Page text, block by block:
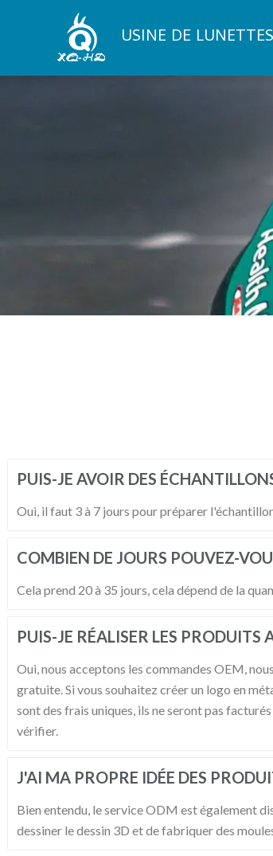
USINE DE
PUIS-JE AVOIR DES
Oui, il faut 3 à 7 jours pour préparer
COMBIEN DE JOURS POUVEZ-
Cela prend 20 à 35 jours, cela dépend de la
PUIS-JE RÉALISER LES PRODUITS
Oui, nous acceptons les commandes OEM,
gratuite. Si vous souhaitez créer un logo en
sont des frais uniques, ils ne seront pas
vérifier.
J'AI MA PROPRE IDÉE DES
Bien entendu, le service ODM est également
dessiner le dessin 3D et de fabriquer des